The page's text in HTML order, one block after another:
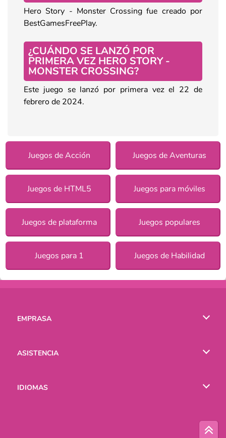
Hero Story - Monster Crossing fue creado por
BestGamesFreePlay.
¿CUÁNDO SE LANZÓ POR
PRIMERA VEZ HERO STORY -
MONSTER CROSSING?
Este juego se lanzó por primera vez el 22 de
febrero de 2024.
Juegos de Acción Juegos de Aventuras
Juegos de HTML5 Juegos para móviles
Juegos de plataforma Juegos populares
Juegos para 1 Juegos de Habilidad
EMPRASA
ASISTENCIA
IDIOMAS